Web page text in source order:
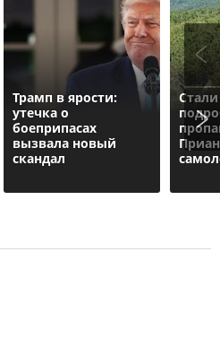
Трамп в ярости:
утечка о
боеприпасах
вызвала новый
скандал